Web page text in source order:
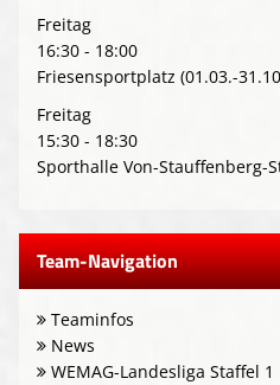
Freitag
16:30 - 18:00
Friesensportplatz (01.03.-
Freitag
15:30 - 18:30
Sporthalle Von-Stauffenberg-
Team-Navigation
Teaminfos
News
WEMAG-Landesliga Staffel 1